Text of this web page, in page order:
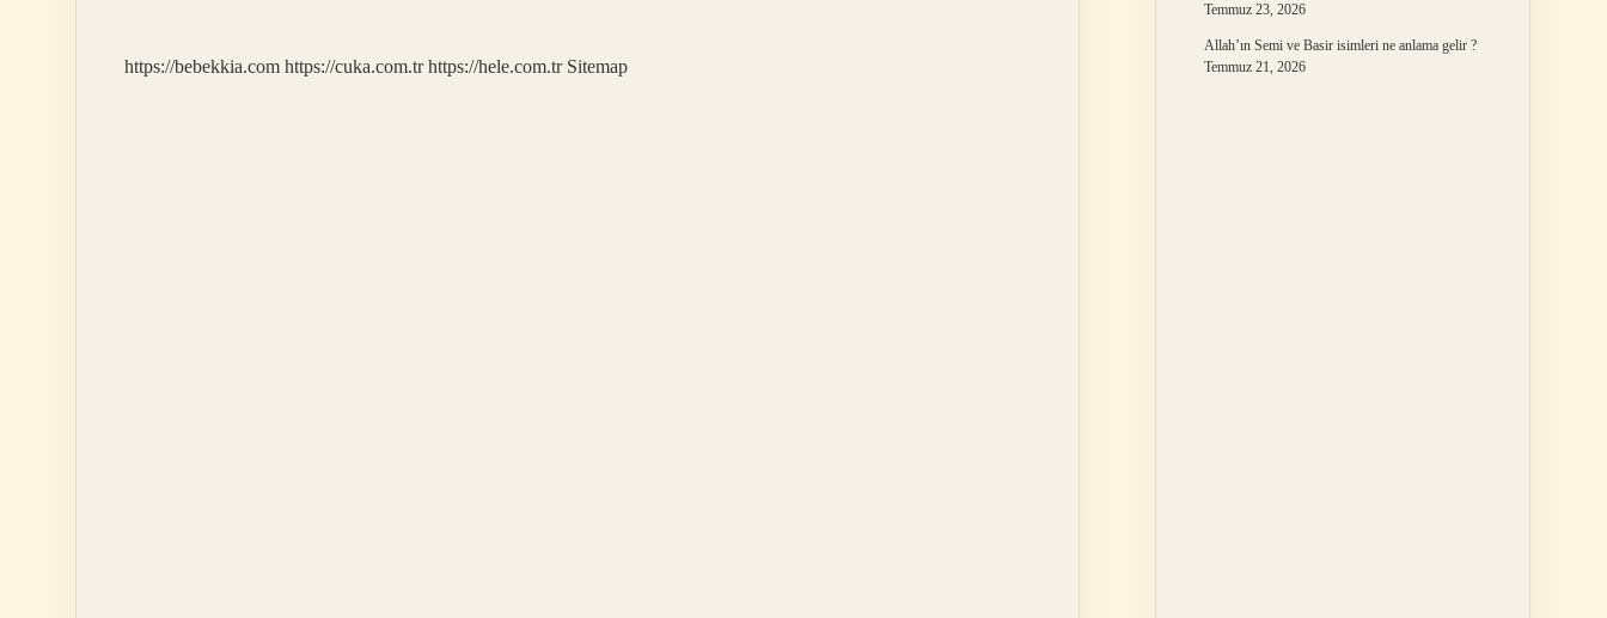
https://bebekkia.com https://cuka.com.tr https://hele.com.tr Sitemap
Temmuz 23, 2026
Allah’ın Semi ve Basir isimleri ne anlama gelir ?
Temmuz 21, 2026